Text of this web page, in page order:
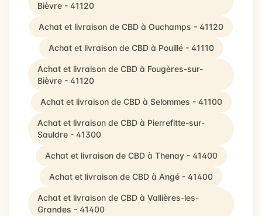
Bièvre - 41120
Achat et livraison de CBD à Ouchamps - 41120
Achat et livraison de CBD à Pouillé - 41110
Achat et livraison de CBD à Fougères-sur-
Bièvre - 41120
Achat et livraison de CBD à Selommes - 41100
Achat et livraison de CBD à Pierrefitte-sur-
Sauldre - 41300
Achat et livraison de CBD à Thenay - 41400
Achat et livraison de CBD à Angé - 41400
Achat et livraison de CBD à Vallières-les-
Grandes - 41400